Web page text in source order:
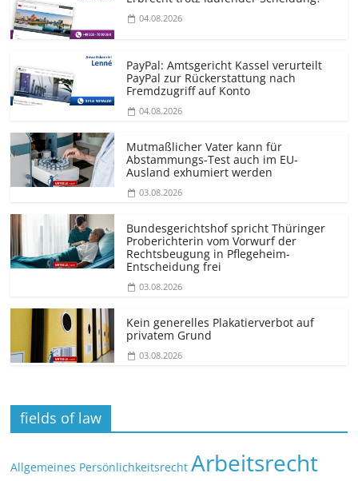
04.08.2026
PayPal: Amtsgericht Kassel verurteilt
PayPal zur Rückerstattung nach
Fremdzugriff auf Konto
04.08.2026
Mutmaßlicher Vater kann für
Abstammungs-Test auch im EU-
Ausland exhumiert werden
03.08.2026
Bundesgerichtshof spricht Thüringer
Proberichterin vom Vorwurf der
Rechtsbeugung in Pflegeheim-
Entscheidung frei
03.08.2026
Kein generelles Plakatierverbot auf
privatem Grund
03.08.2026
fields of law
Allgemeines Persönlichkeitsrecht Arbeitsrecht